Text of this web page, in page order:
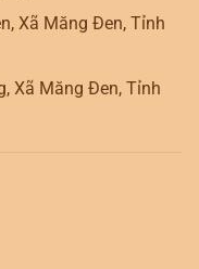
Xã Măng Đen, Tỉnh
Xã Măng Đen, Tỉnh